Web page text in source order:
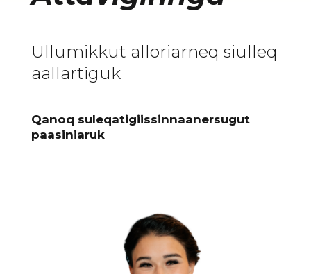
Ullumikkut alloriarneq siulleq
aallartiguk
Qanoq suleqatigiissinnaanersugut
paasiniaruk